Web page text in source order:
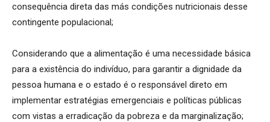
consequência direta das más condições nutricionais desse
contingente populacional;
Considerando que a alimentação é uma necessidade básica
para a existência do indivíduo, para garantir a dignidade da
pessoa humana e o estado é o responsável direto em
implementar estratégias emergenciais e políticas públicas
com vistas a erradicação da pobreza e da marginalização;